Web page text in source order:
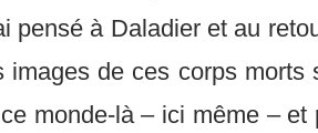
pensé à Daladier et au
de ces corps morts
monde-là – ici même – et